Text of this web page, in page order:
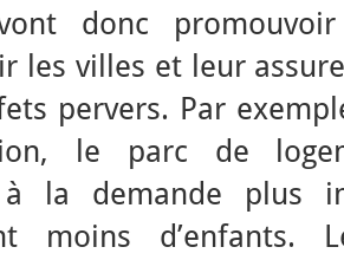
donc
les villes et leur
pervers. Par
le parc de
à la demande plus
moins d’enfants.